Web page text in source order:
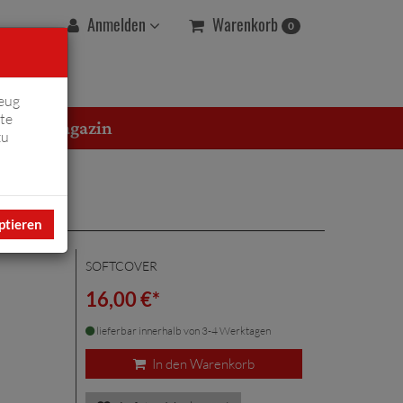
Anmelden Warenkorb 0
Magazin
SOFTCOVER
16,00 €*
lieferbar innerhalb von 3-4 Werktagen
In den Warenkorb